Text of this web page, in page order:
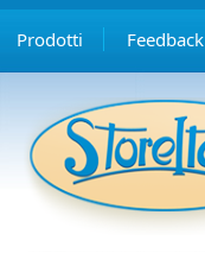
Prodotti Feedback